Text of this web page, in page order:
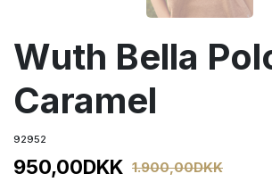
Wuth Bella
Caramel
92952
950,00DKK 1.900,00DKK